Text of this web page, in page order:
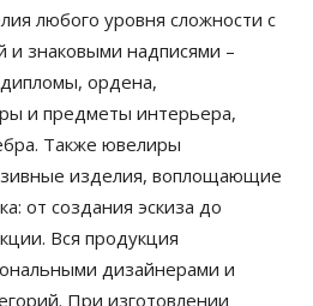
любого уровня сложности с
и знаковыми надписями –
ордена,
и предметы интерьера,
Также ювелиры
изделия, воплощающие
от создания эскиза до
Вся продукция
дизайнерами и
При изготовлении